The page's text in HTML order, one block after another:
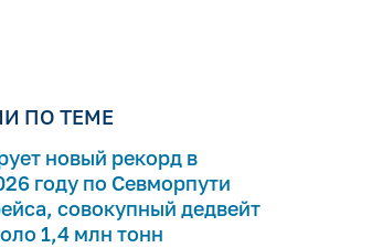
ПО ТЕМЕ
новый рекорд в
году по Севморпути
совокупный дедвейт
1,4 млн тонн